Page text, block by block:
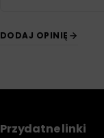
DODAJ OPINIĘ
Przydatne linki